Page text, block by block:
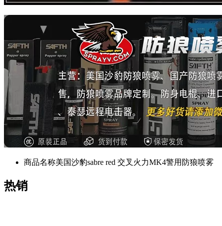
商品名称美国沙豹sabre red 交叉火力MK4警用防狼喷雾
热销